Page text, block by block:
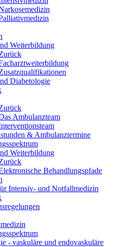
Weiterbildung
Diabetologie
Ambulanzteam
& Ambulanztermine
Weiterbildung
Behandlungspfade
Intensiv- und Notfallmedizin
- vaskuläre und endovaskuläre